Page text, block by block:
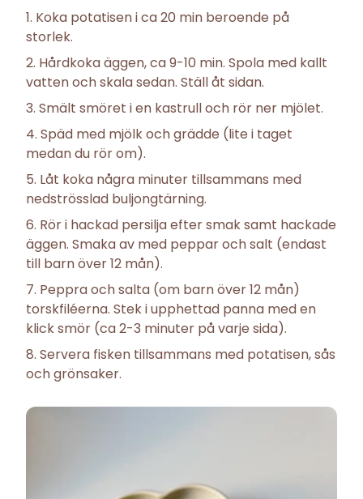
Koka potatisen i ca 20 min beroende på
storlek.
Hårdkoka äggen, ca 9-10 min. Spola med kallt
vatten och skala sedan. Ställ åt sidan.
Smält smöret i en kastrull och rör ner mjölet.
Späd med mjölk och grädde (lite i taget
medan du rör om).
Låt koka några minuter tillsammans med
nedströsslad buljongtärning.
Rör i hackad persilja efter smak samt hackade
äggen. Smaka av med peppar och salt (endast
till barn över 12 mån).
Peppra och salta (om barn över 12 mån)
torskfiléerna. Stek i upphettad panna med en
klick smör (ca 2-3 minuter på varje sida).
Servera fisken tillsammans med potatisen, sås
och grönsaker.